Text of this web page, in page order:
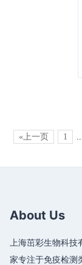
«上一页 1
About Us
上海茁彩生物科
家专注于免疫检测